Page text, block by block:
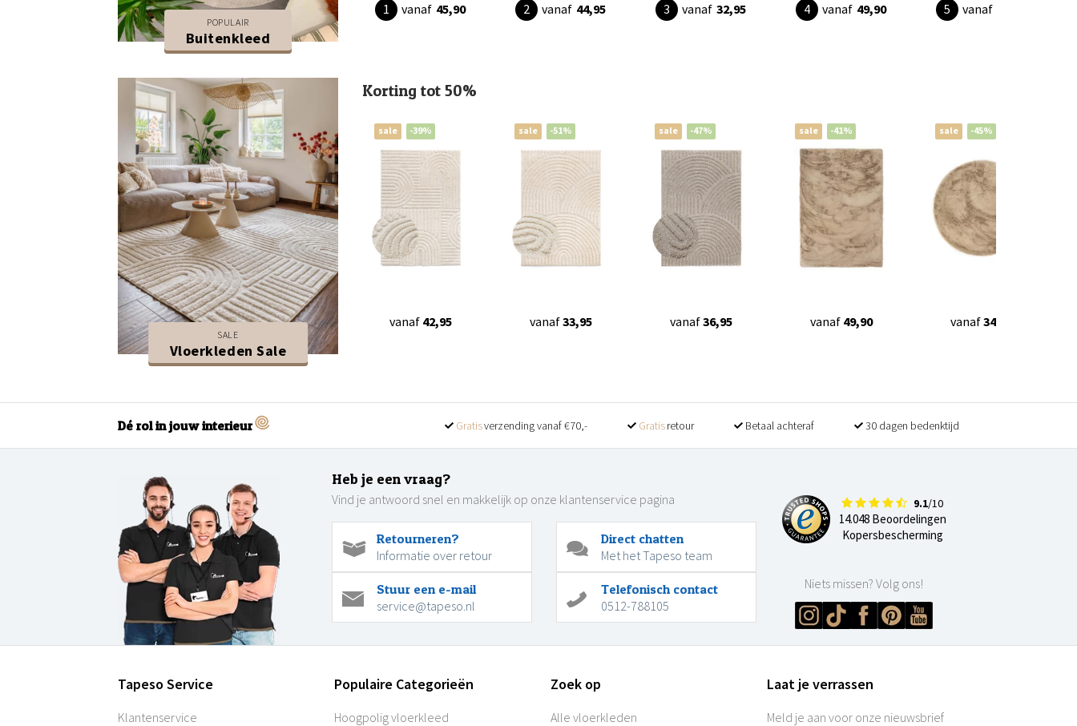
POPULAIR
Buitenkleed
vanaf 45,90 vanaf 44,95 vanaf 32,95 vanaf 49,90 vanaf
SALE
Vloerkleden Sale
Korting tot 50%
sale -39%
vanaf 42,95
sale -51%
vanaf33,95
sale -47%
vanaf36,95
sale -41%
vanaf 49,90
sale -45%
vanaf34,90
Dé rol in jouw interieur Gratisverzending vanaf €70,- Gratisretour Betaal achteraf 30 dagen bedenktijd
Heb je een vraag?
Vind je antwoord snel en makkelijk op onze klantenservice pagina
Retourneren?
Informatie over retour
Direct chatten
Met het Tapeso team
Stuur een e-mail
service@tapeso.nl
Telefonisch contact
0512-788105
9.1/10
14.048 Beoordelingen
Kopersbescherming
Niets missen? Volg ons!
Tapeso Service
Klantenservice
Populaire Categorieën
Hoogpolig vloerkleed
Zoek op
Alle vloerkleden
Laat je verrassen
Meld je aan voor onze nieuwsbrief